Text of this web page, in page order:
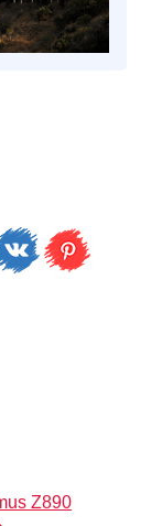
Z890